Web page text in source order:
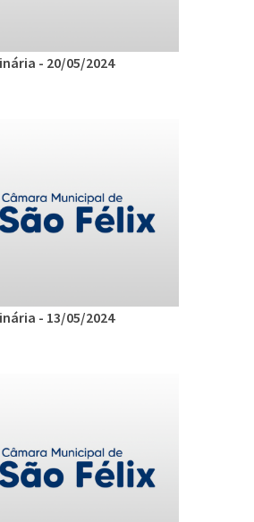
- 20/05/2024
- 13/05/2024